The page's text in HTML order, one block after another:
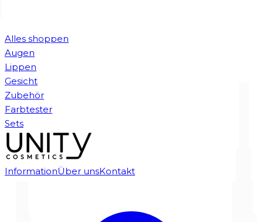
Alles shoppen
Augen
Lippen
Gesicht
Zubehör
Farbtester
Sets
InformationÜber unsKontakt